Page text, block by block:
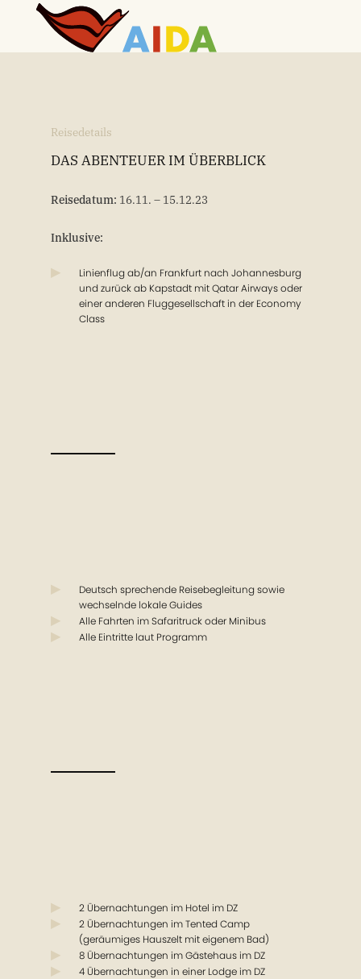
Reisedetails
DAS ABENTEUER IM ÜBERBLICK
Reisedatum: 16.11. – 15.12.23
Inklusive:
Linienflug ab/an Frankfurt nach Johannesburg
und zurück ab Kapstadt mit Qatar Airways oder
einer anderen Fluggesellschaft in der Economy
Class
Deutsch sprechende Reisebegleitung sowie
wechselnde lokale Guides
Alle Fahrten im Safaritruck oder Minibus
Alle Eintritte laut Programm
2 Übernachtungen im Hotel im DZ
2 Übernachtungen im Tented Camp
(geräumiges Hauszelt mit eigenem Bad)
8 Übernachtungen im Gästehaus im DZ
4 Übernachtungen in einer Lodge im DZ